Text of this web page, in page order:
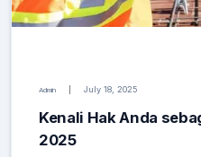
Admin July 18, 2025
Kenali Hak Anda
2025